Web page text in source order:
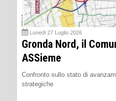
Lunedì 27 Luglio 2026
Gronda Nord, il
ASSieme
Confronto sullo stato di
strategiche